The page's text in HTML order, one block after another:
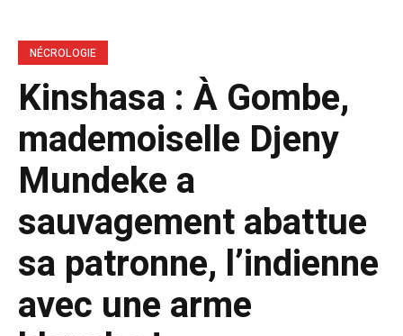
NÉCROLOGIE
Kinshasa : À Gombe,
mademoiselle Djeny
Mundeke a
sauvagement abattue
sa patronne, l’indienne
avec une arme